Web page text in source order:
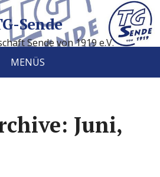
Sende
Sende von 1919 e.V.
MENÜS
Juni,